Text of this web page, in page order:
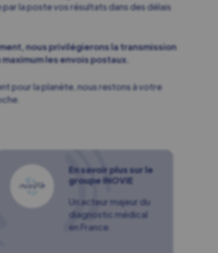
la poste vos résultats dans des délais
nous privilégierons la transmission
les envois postaux.
pour la planète, nous restons à votre
En savoir plus sur le
groupe INOVIE
Un acteur majeur du
diagnostic médical
en France.